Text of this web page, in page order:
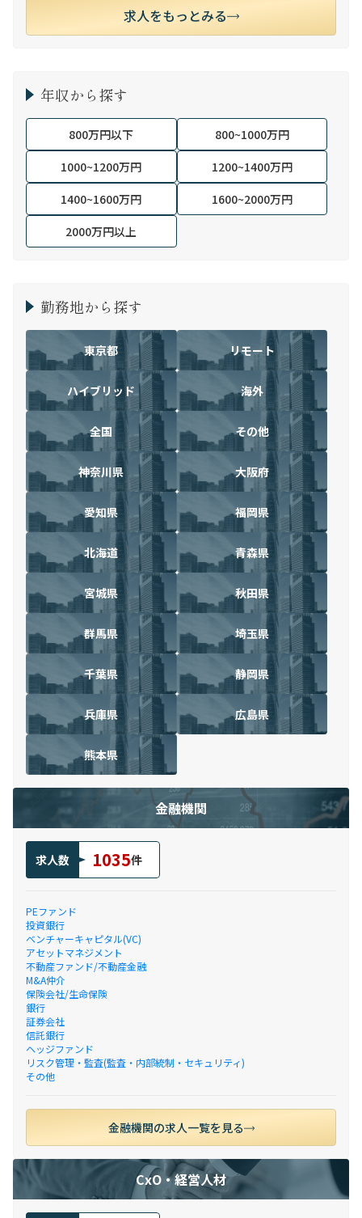
求人をもっとみる
年収から探す
800万円以下
800~1000万円
1000~1200万円
1200~1400万円
1400~1600万円
1600~2000万円
2000万円以上
勤務地から探す
東京都 リモート
ハイブリッド 海外
全国 その他
神奈川県 大阪府
愛知県 福岡県
北海道 青森県
宮城県 秋田県
群馬県 埼玉県
千葉県 静岡県
兵庫県 広島県
熊本県
金融機関
求人数 1035件
PEファンド
投資銀行
ベンチャーキャピタル(VC)
アセットマネジメント
不動産ファンド/不動産金融
M&A仲介
保険会社/生命保険
銀行
証券会社
信託銀行
ヘッジファンド
リスク管理・監査(監査・内部統制・セキュリティ)
その他
金融機関の求人一覧を見る
CxO・経営人材